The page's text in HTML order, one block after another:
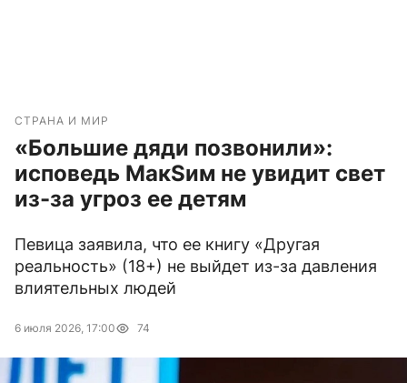
СТРАНА И МИР
«Большие дяди позвонили»:
исповедь МакSим не увидит свет
из-за угроз ее детям
Певица заявила, что ее книгу «Другая
реальность» (18+) не выйдет из-за давления
влиятельных людей
6 июля 2026, 17:00 74